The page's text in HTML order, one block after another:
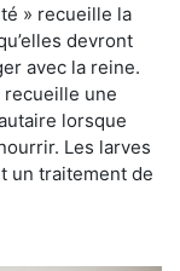
» recueille la
devront
avec la reine.
recueille une
lorsque
Les larves
un traitement de